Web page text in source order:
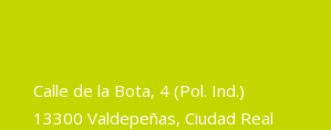
Calle de la Bota, 4 (Pol. Ind.)
13300 Valdepeñas, Ciudad Real